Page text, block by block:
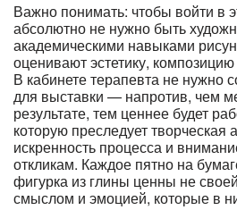
Важно понимать: чтобы войти в
абсолютно не нужно быть
академическими навыками
оценивают эстетику,
В кабинете терапевта не нужно
для выставки — напротив, чем
результате, тем ценнее будет
которую преследует творческая
искренность процесса и
откликам. Каждое пятно на
фигурка из глины ценны не
смыслом и эмоцией, которые в